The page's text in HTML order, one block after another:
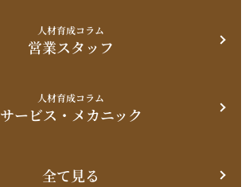
人材育成コラム
営業スタッフ
人材育成コラム
サービス・メカニック
全て見る